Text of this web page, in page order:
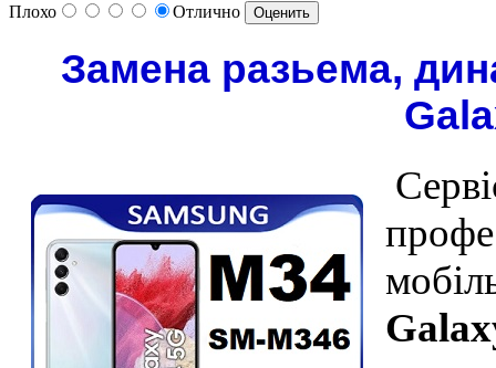
Плохо Отлично
Замена разьема,